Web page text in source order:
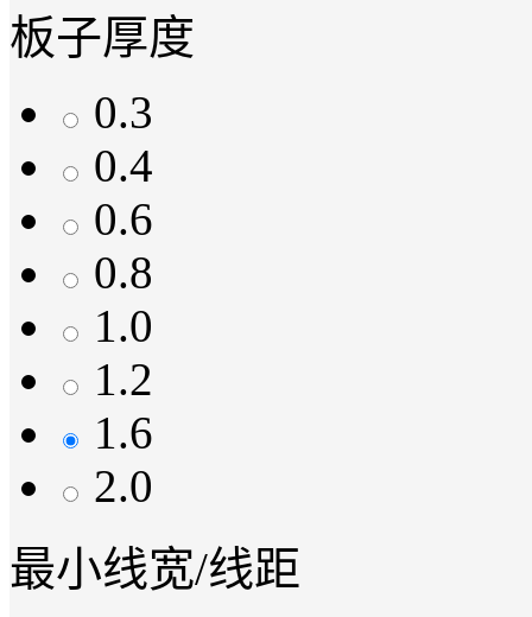
板子厚度
0.3
0.4
0.6
0.8
1.0
1.2
1.6
2.0
最小线宽/线距